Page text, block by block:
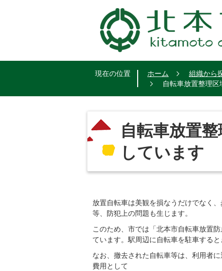
現在の位置 ホーム 組織から
自転車放置整理
自転車放置
しています
放置自転車は美観を損なうだけでなく
等、防犯上の問題も生じます。
このため、市では「北本市自転車放置
ています。駅周辺に自転車を駐車する
なお、撤去された自転車等は、利用者
費用として